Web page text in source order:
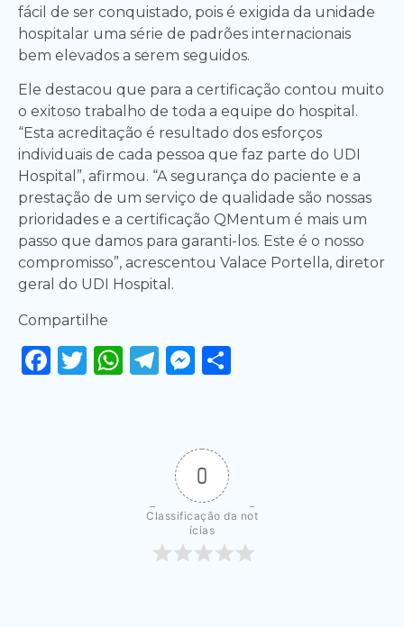
fácil de ser conquistado, pois é exigida da unidade
hospitalar uma série de padrões internacionais
bem elevados a serem seguidos.
Ele destacou que para a certificação contou muito
o exitoso trabalho de toda a equipe do hospital.
“Esta acreditação é resultado dos esforços
individuais de cada pessoa que faz parte do UDI
Hospital”, afirmou. “A segurança do paciente e a
prestação de um serviço de qualidade são nossas
prioridades e a certificação QMentum é mais um
passo que damos para garanti-los. Este é o nosso
compromisso”, acrescentou Valace Portella, diretor
geral do UDI Hospital.
Compartilhe
Facebook
Twitter
WhatsApp
Telegram
Messenger
0
Classificação da not
ícias